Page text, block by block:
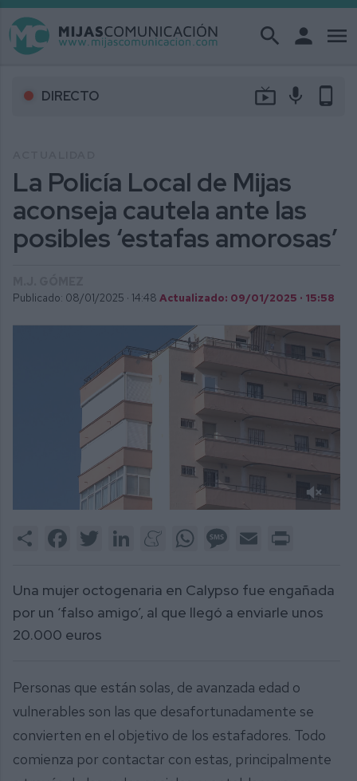
search person menu
DIRECTO live_tv mic phone_android
La Policía Local de Mijas
aconseja cautela ante las
posibles ‘estafas amorosas’
Publicado: 08/01/2025 · 14:48 Actualizado: 09/01/2025 · 15:58
2
Share FacebookTwitter LinkedInMeneameWhatsAppMessage
Email
Una mujer octogenaria en Calypso fue engañada
por un ‘falso amigo’, al que llegó a enviarle unos
20.000 euros
Personas que están solas, de avanzada edad o
vulnerables son las que desafortunadamente se
convierten en el objetivo de los estafadores. Todo
comienza por contactar con estas, principalmente